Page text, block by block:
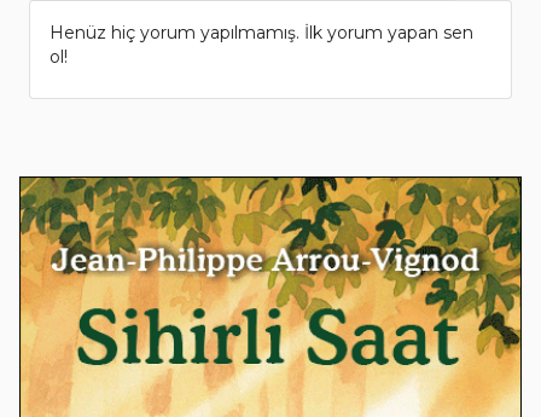
Henüz hiç yorum yapılmamış. İlk yorum yapan sen
ol!